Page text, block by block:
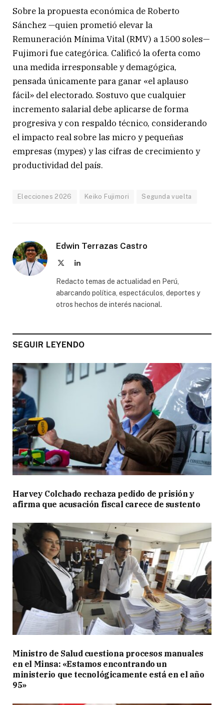
Sobre la propuesta económica de Roberto
Sánchez —quien prometió elevar la
Remuneración Mínima Vital (RMV) a 1500 soles—
Fujimori fue categórica. Calificó la oferta como
una medida irresponsable y demagógica,
pensada únicamente para ganar «el aplauso
fácil» del electorado. Sostuvo que cualquier
incremento salarial debe aplicarse de forma
progresiva y con respaldo técnico, considerando
el impacto real sobre las micro y pequeñas
empresas (mypes) y las cifras de crecimiento y
productividad del país.
Elecciones 2026 Keiko Fujimori Segunda vuelta
Edwin Terrazas Castro
LinkedIn
Redacto temas de actualidad en Perú,
abarcando política, espectáculos, deportes y
otros hechos de interés nacional.
SEGUIR LEYENDO
Harvey Colchado rechaza pedido de prisión y
afirma que acusación fiscal carece de sustento
Ministro de Salud cuestiona procesos manuales
en el Minsa: «Estamos encontrando un
ministerio que tecnológicamente está en el año
95»